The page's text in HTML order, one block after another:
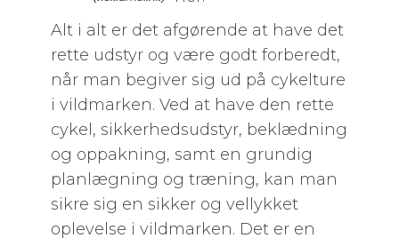
Alt i alt er det afgørende at have det
rette udstyr og være godt forberedt,
når man begiver sig ud på cykelture
i vildmarken. Ved at have den rette
cykel, sikkerhedsudstyr, beklædning
og oppakning, samt en grundig
planlægning og træning, kan man
sikre sig en sikker og vellykket
oplevelse i vildmarken. Det er en